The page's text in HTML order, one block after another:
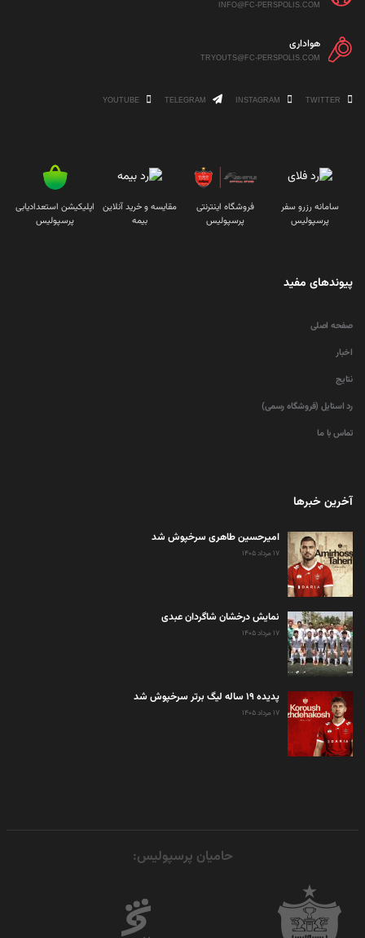
INFO@FC-PERSPOLIS.COM
هواداری
TRYOUTS@FC-PERSPOLIS.COM
سامانه رزرو سفر
پرسپولیس
فروشگاه اینترنتی
پرسپولیس
مقایسه و خرید آنلاین
بیمه
اپلیکیشن استعدادیابی
پرسپولیس
پیوندهای مفید
صفحه اصلی
اخبار
نتایج
رد استایل (فروشگاه رسمی)
تماس با ما
آخرین خبرها
امیرحسین طاهری سرخپوش شد
۱۷ مرداد ۱۴۰۵
نمایش درخشان شاگردان عبدی
۱۷ مرداد ۱۴۰۵
پدیده ۱۹ ساله لیگ برتر سرخپوش شد
۱۷ مرداد ۱۴۰۵
حامیان پرسپولیس: